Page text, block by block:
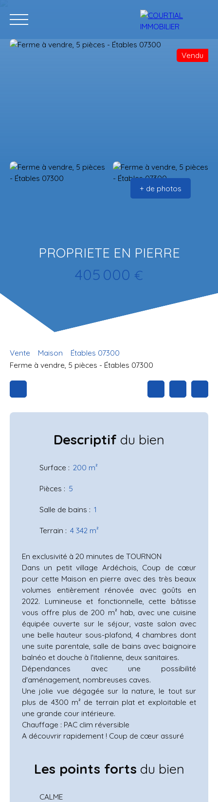
Vendu
+ de photos
PROPRIETE EN PIERRE
405 000 €
Vente Maison
Étables 07300
Ferme à vendre, 5 pièces - Étables 07300
Descriptif du bien
Surface : 200 m²
Pièces : 5
Salle de bains : 1
Terrain : 4 342 m²
En exclusivité à 20 minutes de TOURNON
Dans un petit village Ardéchois, Coup de cœur
pour cette Maison en pierre avec des très beaux
volumes entièrement rénovée avec goûts en
2022. Lumineuse et fonctionnelle, cette bâtisse
vous offre plus de 200 m² hab, avec une cuisine
équipée ouverte sur le séjour, vaste salon avec
une belle hauteur sous-plafond, 4 chambres dont
une suite parentale, salle de bains avec baignoire
balnéo et douche à l'italienne, deux sanitaires.
Dépendances avec une possibilité
d'aménagement, nombreuses caves.
Une jolie vue dégagée sur la nature, le tout sur
plus de 4300 m² de terrain plat et exploitable et
une grande cour intérieure.
Chauffage : PAC clim réversible
A découvrir rapidement ! Coup de cœur assuré
Les points forts du bien
CALME